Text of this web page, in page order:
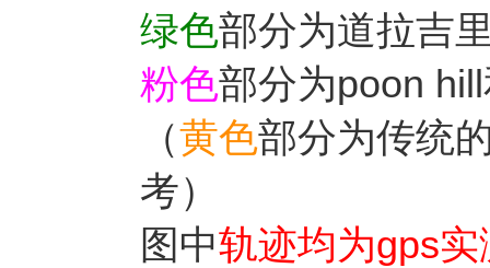
绿色部分为道拉吉
粉色部分为poon
（黄色部分为传统
考）
图中轨迹均为gps实